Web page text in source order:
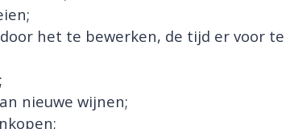
het te bewerken, de tijd er voor te
nieuwe wijnen;